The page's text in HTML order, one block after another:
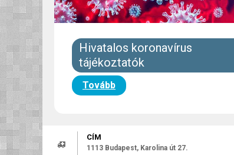
Hivatalos koronavírus
tájékoztatók
Tovább
CÍM
1113 Budapest, Karolina út 27.